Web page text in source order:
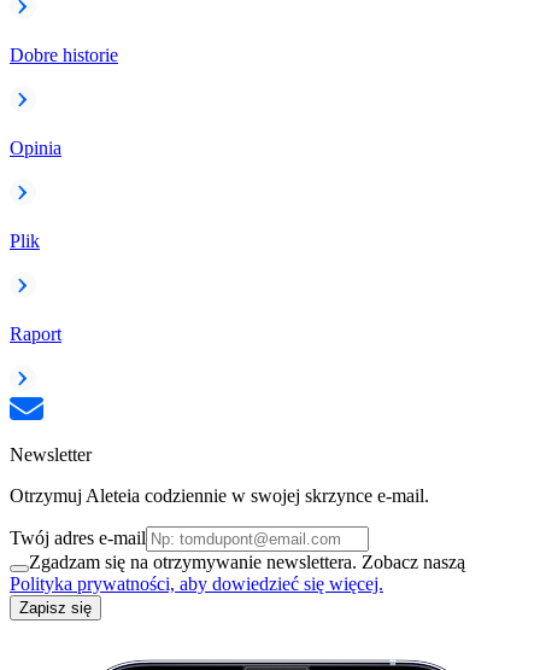
Dobre historie
Opinia
Plik
Raport
Newsletter
Otrzymuj Aleteia codziennie w swojej skrzynce e-mail.
Twój adres e-mail
Zgadzam się na otrzymywanie newslettera. Zobacz naszą
Polityka prywatności, aby dowiedzieć się więcej.
Zapisz się